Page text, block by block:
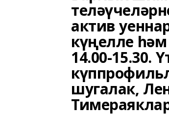
актив
күңелле
14.00-15.30.
шугалак,